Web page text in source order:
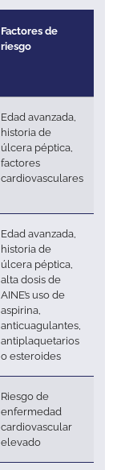
Factores de
riesgo
Edad avanzada,
historia de
úlcera péptica,
factores
cardiovasculares
Edad avanzada,
historia de
úlcera péptica,
alta dosis de
AINE’s uso de
aspirina,
anticuagulantes,
antiplaquetarios
o esteroides
Riesgo de
enfermedad
cardiovascular
elevado